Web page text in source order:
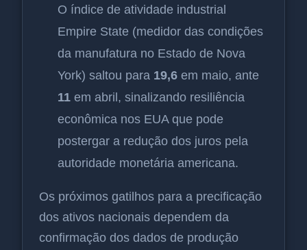
O índice de atividade industrial
Empire State (medidor das condições
da manufatura no Estado de Nova
York) saltou para 19,6 em maio, ante
11 em abril, sinalizando resiliência
econômica nos EUA que pode
postergar a redução dos juros pela
autoridade monetária americana.
Os próximos gatilhos para a precificação
dos ativos nacionais dependem da
confirmação dos dados de produção